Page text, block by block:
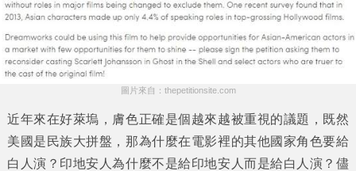
圖片來自：thepetitionsite.com
近年來在好萊塢，膚色正確是個越來越被重視的議題，既然
美國是民族大拼盤，那為什麼在電影裡的其他國家角色要給
白人演？印地安人為什麼不是給印地安人而是給白人演？儘